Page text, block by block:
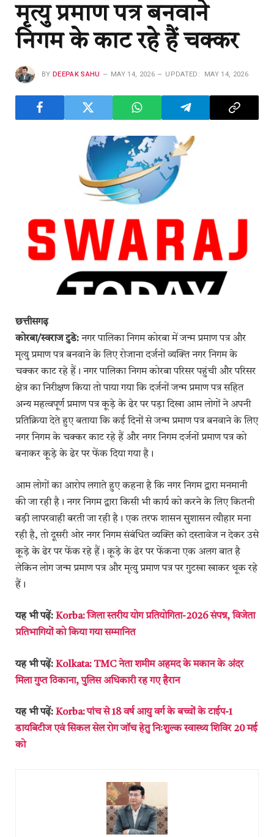
मृत्यु प्रमाण पत्र बनवाने
निगम के काट रहे हैं चक्कर
BY DEEPAK SAHU MAY 14, 2026 UPDATED: MAY 14, 2026
छत्तीसगढ़
कोरबा/स्वराज टुडे: नगर पालिका निगम कोरबा में जन्म प्रमाण पत्र और
मृत्यु प्रमाण पत्र बनवाने के लिए रोजाना दर्जनों व्यक्ति नगर निगम के
चक्कर काट रहे हैं। नगर पालिका निगम कोरबा परिसर पहुंची और परिसर
क्षेत्र का निरीक्षण किया तो पाया गया कि दर्जनों जन्म प्रमाण पत्र सहित
अन्य महत्वपूर्ण प्रमाण पत्र कूड़े के ढेर पर पड़ा दिखा आम लोगों ने अपनी
प्रतिक्रिया देते हुए बताया कि कई दिनों से जन्म प्रमाण पत्र बनवाने के लिए
नगर निगम के चक्कर काट रहे हैं और नगर निगम दर्जनों प्रमाण पत्र को
बनाकर कूड़े के ढेर पर फेंक दिया गया है।
आम लोगों का आरोप लगाते हुए कहना है कि नगर निगम द्वारा मनमानी
की जा रही है। नगर निगम द्वारा किसी भी कार्य को करने के लिए कितनी
बड़ी लापरवाही बरती जा रही है। एक तरफ शासन सुशासन त्यौहार मना
रही है, तो दूसरी ओर नगर निगम संबंधित व्यक्ति को दस्तावेज न देकर उसे
कूड़े के ढेर पर फेंक रहे हैं। कूड़े के ढेर पर फेंकना एक अलग बात है
लेकिन लोग जन्म प्रमाण पत्र और मृत्यु प्रमाण पत्र पर गुटखा खाकर थूक रहे
हैं।
यह भी पढ़ें: Korba: जिला स्तरीय योग प्रतियोगिता-2026 संपन्न, विजेता
प्रतिभागियों को किया गया सम्मानित
यह भी पढ़ें: Kolkata: TMC नेता शमीम अहमद के मकान के अंदर
मिला गुप्त ठिकाना, पुलिस अधिकारी रह गए हैरान
यह भी पढ़ें: Korba: पांच से 18 वर्ष आयु वर्ग के बच्चों के टाईप-1
डायबिटीज एवं सिकल सेल रोग जॉच हेतु निःशुल्क स्वास्थ्य शिविर 20 मई
को